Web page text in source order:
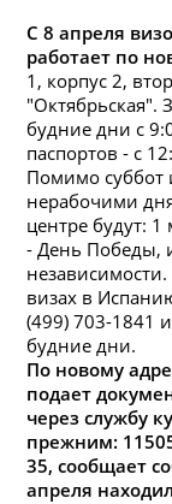
С 8 апреля
работает по
1, корпус 2,
"Октябрьская".
будние дни с
паспортов - с
Помимо суббот
нерабочими
центре будут: 1
- День Победы,
визах в
(499) 703-1841
будние дни.
По новому
подает
через службу
прежним:
35, сообщает
апреля